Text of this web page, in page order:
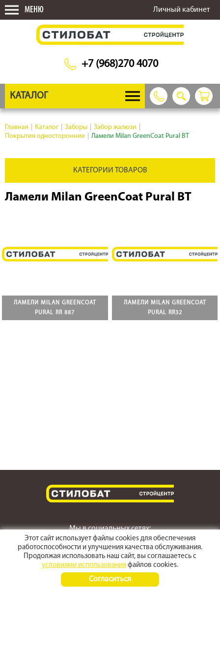
МЕНЮ Личный кабинет
+7 (968)270 4070
КАТАЛОГ
Главная Каталог Заборы Забор жалюзи
Покрытия односторонние
Ламели Milan GreenCoat Pural BT
КАТЕГОРИИ ТОВАРОВ
Ламели Milan GreenCoat Pural BT
ЛАМЕЛИ MILAN GREENCOAT
PURAL RR 887
ЛАМЕЛИ MILAN GREENCOAT
PURAL RR32
Мы в социальных сетях:
г. Светлоград,
ул. Пушкина 167
Этот сайт использует файлы cookies для обеспечения
работоспособности и улучшения качества обслуживания.
Продолжая использовать наш сайт, вы соглашаетесь с
условиями использования файлов cookies.
Согласиться